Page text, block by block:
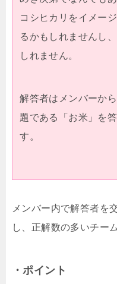
コシヒカリをイメー
るかもしれませんし
しれません。
解答者はメンバーか
題である「お米」を
す。
メンバー内で解答者を
し、正解数の多いチー
・ポイント